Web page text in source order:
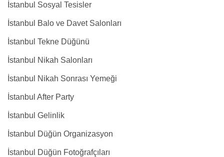
İstanbul Sosyal Tesisler
İstanbul Balo ve Davet Salonları
İstanbul Tekne Düğünü
İstanbul Nikah Salonları
İstanbul Nikah Sonrası Yemeği
İstanbul After Party
İstanbul Gelinlik
İstanbul Düğün Organizasyon
İstanbul Düğün Fotoğrafçıları